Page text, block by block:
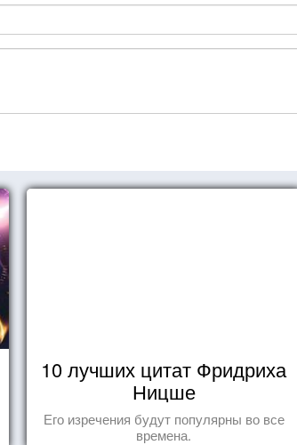
10 лучших цитат Фридриха
Ницше
Его изречения будут популярны во все
времена.